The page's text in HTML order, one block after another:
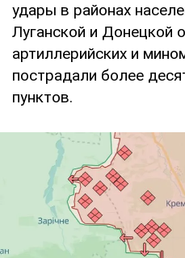
удары в районах
Луганской и Донецкой
артиллерийских и
пострадали более
пунктов.